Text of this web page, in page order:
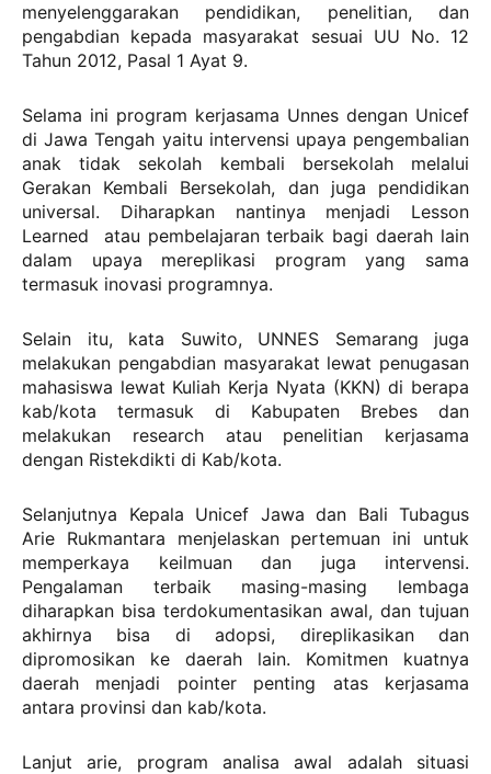
menyelenggarakan pendidikan, penelitian, dan
pengabdian kepada masyarakat sesuai UU No. 12
Tahun 2012, Pasal 1 Ayat 9.
Selama ini program kerjasama Unnes dengan Unicef
di Jawa Tengah yaitu intervensi upaya pengembalian
anak tidak sekolah kembali bersekolah melalui
Gerakan Kembali Bersekolah, dan juga pendidikan
universal. Diharapkan nantinya menjadi Lesson
Learned atau pembelajaran terbaik bagi daerah lain
dalam upaya mereplikasi program yang sama
termasuk inovasi programnya.
Selain itu, kata Suwito, UNNES Semarang juga
melakukan pengabdian masyarakat lewat penugasan
mahasiswa lewat Kuliah Kerja Nyata (KKN) di berapa
kab/kota termasuk di Kabupaten Brebes dan
melakukan research atau penelitian kerjasama
dengan Ristekdikti di Kab/kota.
Selanjutnya Kepala Unicef Jawa dan Bali Tubagus
Arie Rukmantara menjelaskan pertemuan ini untuk
memperkaya keilmuan dan juga intervensi.
Pengalaman terbaik masing-masing lembaga
diharapkan bisa terdokumentasikan awal, dan tujuan
akhirnya bisa di adopsi, direplikasikan dan
dipromosikan ke daerah lain. Komitmen kuatnya
daerah menjadi pointer penting atas kerjasama
antara provinsi dan kab/kota.
Lanjut arie, program analisa awal adalah situasi